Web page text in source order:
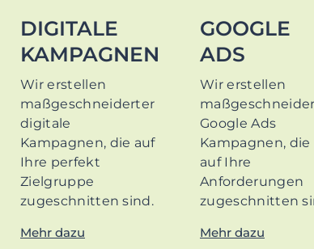
DIGITALE
KAMPAGNEN
Wir erstellen
maßgeschneiderter
digitale
Kampagnen, die auf
Ihre perfekt
Zielgruppe
zugeschnitten sind.
Mehr dazu
GOOGLE
ADS
Wir erstellen
Google Ads
Kampagnen, die
auf Ihre
Anforderungen
zugeschnitten
Mehr dazu